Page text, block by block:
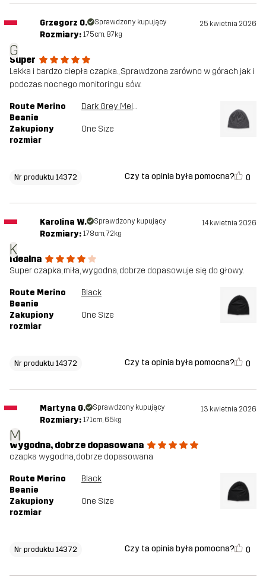
G
Grzegorz O. Sprawdzony kupujący 25 kwietnia 2026
Rozmiary: 175cm, 87kg
Super
Lekka i bardzo ciepła czapka., Sprawdzona zarówno w górach jak i
podczas nocnego monitoringu sów.
Route Merino
Beanie
Dark Grey Melange
Zakupiony
rozmiar
One Size
Nr produktu 14372 Czy ta opinia była pomocna? 0
K
Karolina W. Sprawdzony kupujący 14 kwietnia 2026
Rozmiary: 178cm, 72kg
Idealna
Super czapka, miła, wygodna, dobrze dopasowuje się do głowy.
Route Merino
Beanie
Black
Zakupiony
rozmiar
One Size
Nr produktu 14372 Czy ta opinia była pomocna? 0
M
Martyna G. Sprawdzony kupujący 13 kwietnia 2026
Rozmiary: 171cm, 65kg
wygodna, dobrze dopasowana
czapka wygodna, dobrze dopasowana
Route Merino
Beanie
Black
Zakupiony
rozmiar
One Size
Nr produktu 14372 Czy ta opinia była pomocna? 0